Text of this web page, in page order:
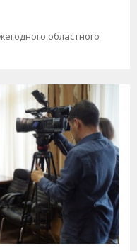
областного